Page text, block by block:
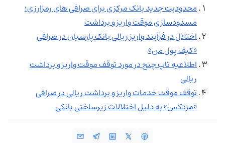
محدودیت جدید بانک مرکزی برای صرافی های رمزارزی؛
مسدودسازی موقت واریز و برداشت
اختلال در فرآیند واریز ریالی بانک پارسیان در صرافی
«کیف پول من»
اطلاعیه تاپ‌ چنج در مورد توقف موقت واریز و برداشت
ریالی
توقف موقت خدمات واریز و برداشت ریالی در صرافی
«مزدکس» به دلیل اختلالات زیرساختی بانکی